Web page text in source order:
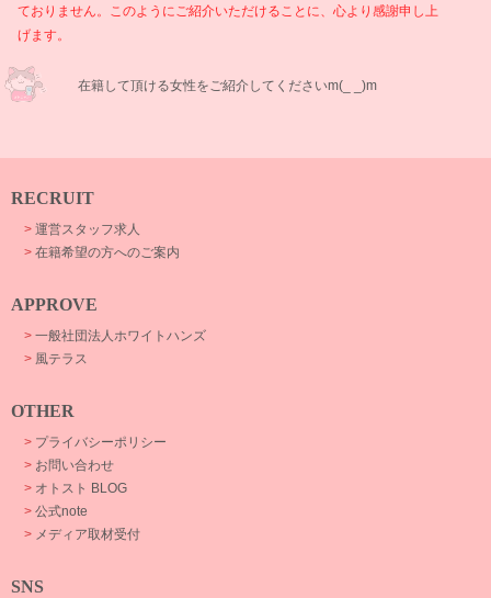
ておりません。このようにご紹介いただけることに、心より感謝申し上
げます。
在籍して頂ける女性をご紹介してくださいm(_ _)m
RECRUIT
> 運営スタッフ求人
> 在籍希望の方へのご案内
APPROVE
> 一般社団法人ホワイトハンズ
> 風テラス
OTHER
> プライバシーポリシー
> お問い合わせ
> オトスト BLOG
> 公式note
> メディア取材受付
SNS